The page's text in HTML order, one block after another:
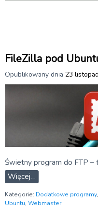
FileZilla pod
Opublikowany dnia 23
Świetny program do FTP –
Więcej…
Kategorie: Dodatkowe programy,
Ubuntu, Webmaster